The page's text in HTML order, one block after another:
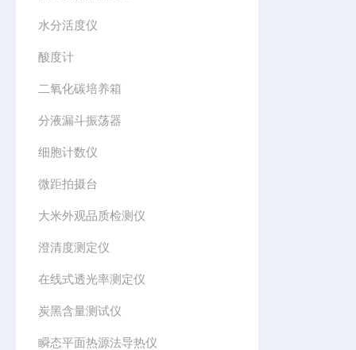
水分活度仪
酸度计
二氧化碳培养箱
分液漏斗振荡器
细胞计数仪
微距拍摄台
大米外观品质检测仪
澄清度测定仪
在线式透光率测定仪
炭黑含量测试仪
瞬态平面热源法导热仪